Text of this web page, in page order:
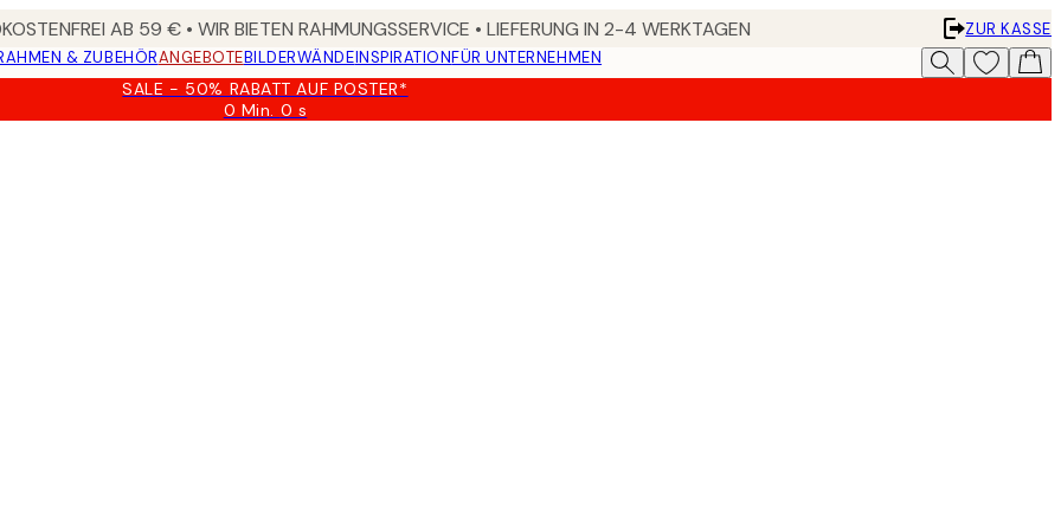
AB 59 € • WIR BIETEN RAHMUNGSSERVICE • LIEFERUNG IN 2-4 WERKTAGEN
ZUR KASSE
& ZUBEHÖRANGEBOTEBILDERWÄNDEINSPIRATIONFÜR UNTERNEHMEN
SALE - 50% RABATT AUF POSTER*
0 Min. 0 s
Gültig